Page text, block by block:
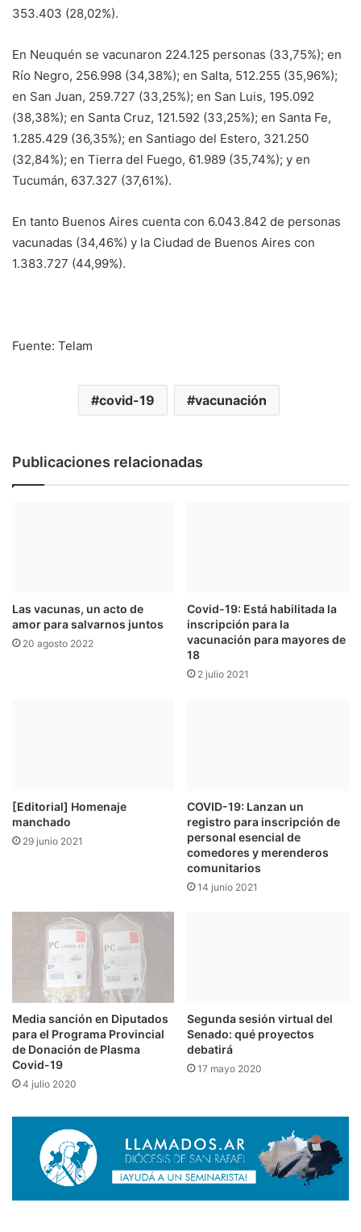
353.403 (28,02%).
En Neuquén se vacunaron 224.125 personas (33,75%); en
Río Negro, 256.998 (34,38%); en Salta, 512.255 (35,96%);
en San Juan, 259.727 (33,25%); en San Luis, 195.092
(38,38%); en Santa Cruz, 121.592 (33,25%); en Santa Fe,
1.285.429 (36,35%); en Santiago del Estero, 321.250
(32,84%); en Tierra del Fuego, 61.989 (35,74%); y en
Tucumán, 637.327 (37,61%).
En tanto Buenos Aires cuenta con 6.043.842 de personas
vacunadas (34,46%) y la Ciudad de Buenos Aires con
1.383.727 (44,99%).
Fuente: Telam
covid-19 vacunación
Publicaciones relacionadas
Las vacunas, un acto de
amor para salvarnos juntos
20 agosto 2022
Covid-19: Está habilitada la
inscripción para la
vacunación para mayores de
18
2 julio 2021
[Editorial] Homenaje
manchado
29 junio 2021
COVID-19: Lanzan un
registro para inscripción de
personal esencial de
comedores y merenderos
comunitarios
14 junio 2021
Media sanción en Diputados
para el Programa Provincial
de Donación de Plasma
Covid-19
4 julio 2020
Segunda sesión virtual del
Senado: qué proyectos
debatirá
17 mayo 2020